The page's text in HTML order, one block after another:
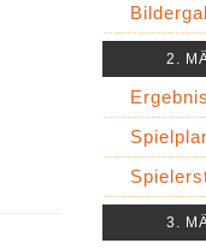
2.
3.